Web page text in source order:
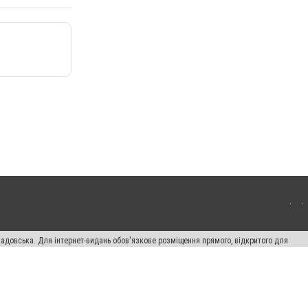
Для інтернет-видань обов'язкове розміщення прямого, відкритого для